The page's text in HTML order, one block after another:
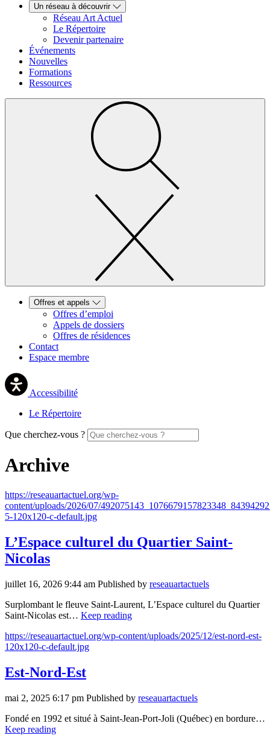
Un réseau à découvrir
Réseau Art Actuel
Le Répertoire
Devenir partenaire
Événements
Nouvelles
Formations
Ressources
Offres et appels
Offres d’emploi
Appels de dossiers
Offres de résidences
Contact
Espace membre
Accessibilité
Le Répertoire
Que cherchez-vous ?
Archive
https://reseauartactuel.org/wp-
content/uploads/2026/07/
5-120x120-c-default.jpg
L’Espace culturel du Quartier Saint-
Nicolas
juillet 16, 2026 9:44 am Published by reseauartactuels
Surplombant le fleuve Saint-Laurent, L’Espace culturel du Quartier
Saint-Nicolas est… Keep reading
https://reseauartactuel.org/wp-content/uploads/2025/12/est-nord-est-
120x120-c-default.jpg
Est-Nord-Est
mai 2, 2025 6:17 pm Published by reseauartactuels
Fondé en 1992 et situé à Saint-Jean-Port-Joli (Québec) en bordure…
Keep reading